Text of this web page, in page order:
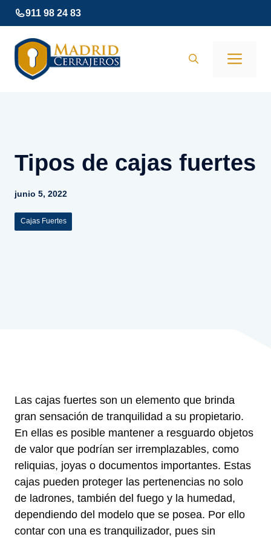
Saltar
al
contenido
911 98 24 83
Tipos de cajas fuertes
junio 5, 2022
Cajas Fuertes
Las cajas fuertes son un elemento que brinda
gran sensación de tranquilidad a su propietario.
En ellas es posible mantener a resguardo objetos
de valor que podrían ser irremplazables, como
reliquias, joyas o documentos importantes. Estas
cajas pueden proteger las pertenencias no solo
de ladrones, también del fuego y la humedad,
dependiendo del modelo que se posea. Por ello
contar con una es tranquilizador, pues sin